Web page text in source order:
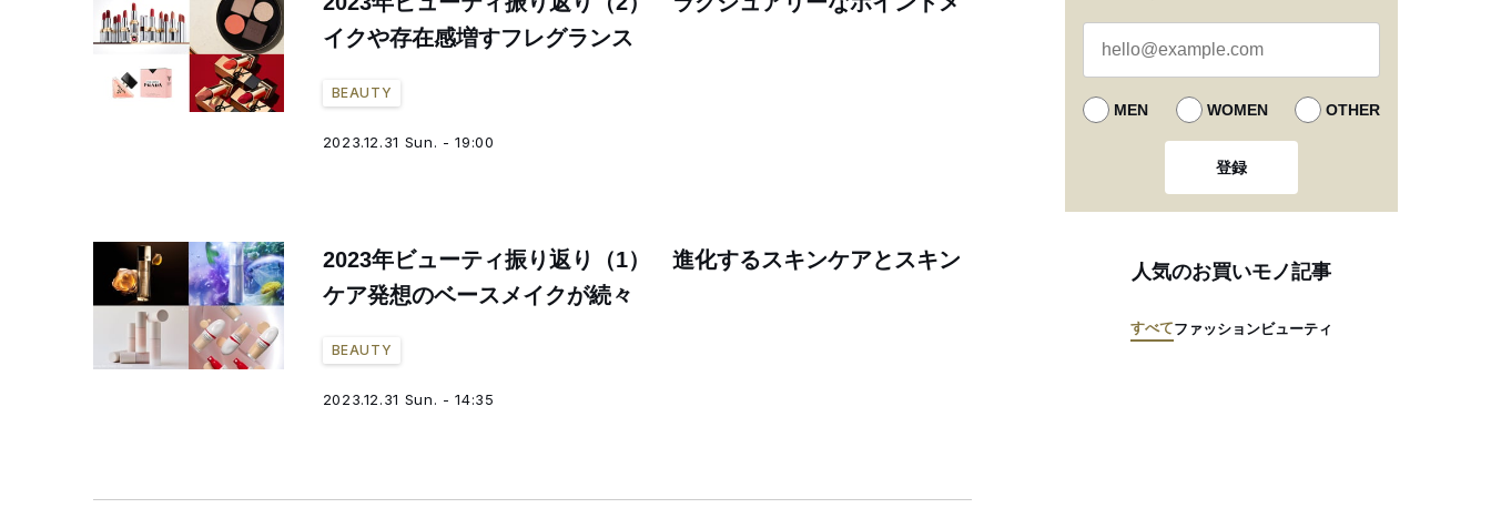
イクや存在感増すフレグランス
BEAUTY
2023.12.31 Sun. - 19:00
2023年ビューティ振り返り（1） 進化するスキンケアとスキン
ケア発想のベースメイクが続々
BEAUTY
2023.12.31 Sun. - 14:35
MEN WOMEN OTHER
登録
人気のお買いモノ記事
すべてファッションビューティ